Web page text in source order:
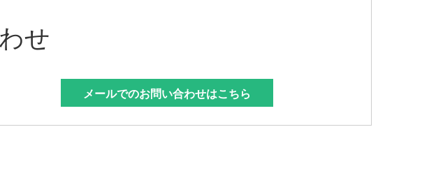
せ
メールでのお問い合わせはこちら